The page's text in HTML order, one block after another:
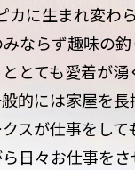
カに生まれ変わ
ならず趣味の
とても愛着が湧
的には家屋を長
スが仕事をして
日々お仕事をさ